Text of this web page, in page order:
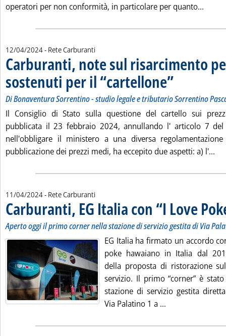
operatori per non conformità, in particolare per quanto...
12/04/2024- Rete Carburanti
Carburanti, note sul risarcimento
sostenuti per il “cartellone”. Sottotitolo: Di
. Pubblicata venerdì
Di Bonaventura Sorrentino - studio legale e tributario Sorrentino
Il Consiglio di Stato sulla questione del cartello sui
pubblicata il 23 febbraio 2024, annullando l' articolo 7
nell'obbligare il ministero a una diversa
pubblicazione dei prezzi medi, ha eccepito due aspetti: a) l'...
11/04/2024- Rete Carburanti
Carburanti, EG Italia con “I Love
Aperto oggi il primo corner nella stazione di servizio gestita di Via
EG Italia ha firmato un accordo
poke hawaiano in Italia dal
della proposta di ristorazione
servizio. Il primo “corner” è
stazione di servizio gestita
Via Palatino 1 a ...